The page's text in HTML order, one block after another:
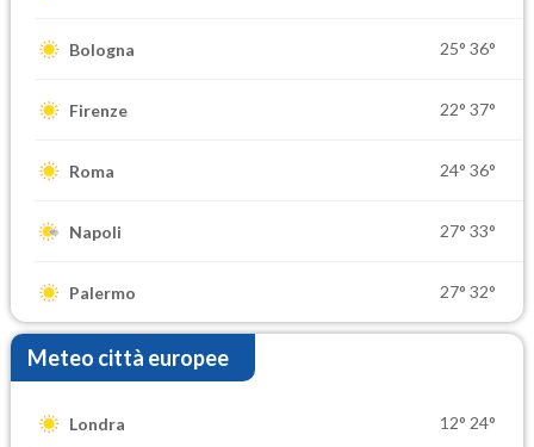
Bologna 25° 36°
Firenze 22° 37°
Roma 24° 36°
Napoli 27° 33°
Palermo 27° 32°
Meteo città europee
Londra 12° 24°